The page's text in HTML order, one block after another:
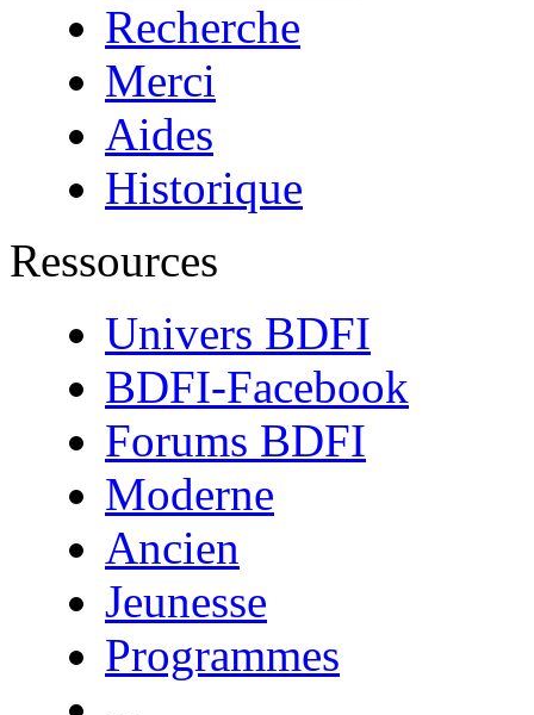
Recherche
Merci
Aides
Historique
Ressources
Univers BDFI
BDFI-Facebook
Forums BDFI
Moderne
Ancien
Jeunesse
Programmes